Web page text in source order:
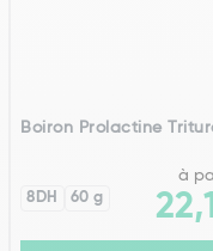
Boiron Prolactine
8DH 60 g
à